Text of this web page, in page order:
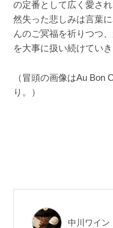
の定番として広く愛さ
然失った悲しみは言葉
んのご冥福を祈りつつ
を大事に扱い続けてい
（冒頭の画像はAu Bon
り。）
中川ワイン